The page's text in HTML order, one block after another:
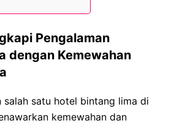
Pengalaman
dengan Kemewahan
salah satu hotel bintang lima di
kemewahan dan